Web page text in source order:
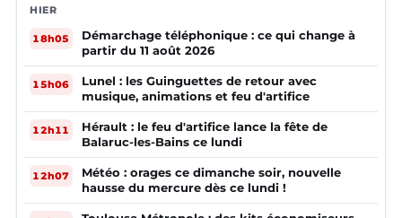
HIER
18h05
Démarchage téléphonique : ce qui change à
partir du 11 août 2026
15h06
Lunel : les Guinguettes de retour avec
musique, animations et feu d'artifice
12h11
Hérault : le feu d'artifice lance la fête de
Balaruc-les-Bains ce lundi
12h07
Météo : orages ce dimanche soir, nouvelle
hausse du mercure dès ce lundi !